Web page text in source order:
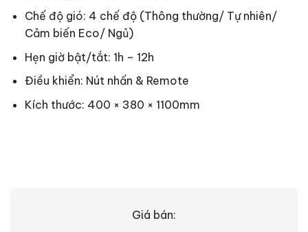
Chế độ gió: 4 chế độ (Thông thường/ Tự nhiên/
Cảm biến Eco/ Ngủ)
Hẹn giờ bật/tắt: 1h – 12h
Điều khiển: Nút nhấn & Remote
Kích thước: 400 × 380 × 1100mm
Giá bán: